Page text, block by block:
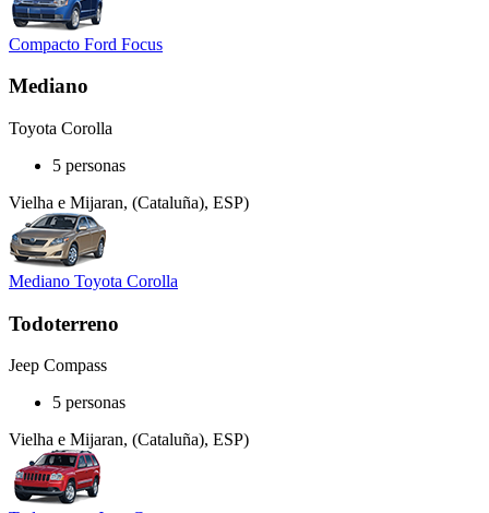
Compacto Ford Focus
Mediano
Toyota Corolla
5 personas
Vielha e Mijaran, (Cataluña), ESP)
Mediano Toyota Corolla
Todoterreno
Jeep Compass
5 personas
Vielha e Mijaran, (Cataluña), ESP)